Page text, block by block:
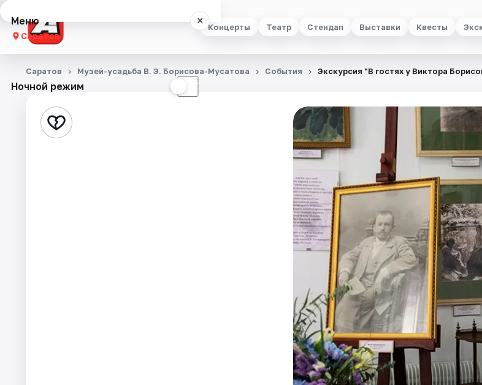
Концерты Театр Стендап Выставки Квесты
Меню ×
Саратов
Концерты
Стендап
Ночной режим ☾
Саратов Музей-усадьба В. Э. Борисова-Мусатова События Экскурсия "В гостях у Виктора